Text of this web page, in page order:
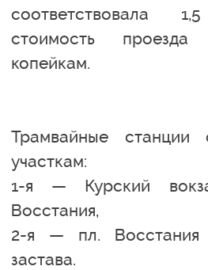
соответствовала
стоимость
копейкам.
Трамвайные станции
участкам:
1-я — Курский
Восстания,
2-я — пл. Восстания
застава.